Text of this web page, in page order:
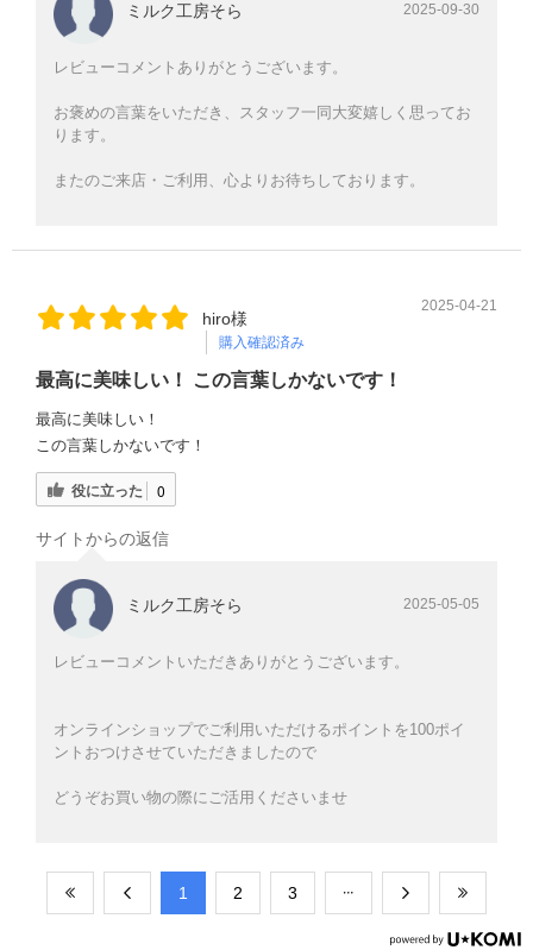
ミルク工房そら 2025-09-30
レビューコメントありがとうございます。
お褒めの言葉をいただき、スタッフ一同大変嬉しく思ってお
ります。
またのご来店・ご利用、心よりお待ちしております。
hiro様
購入確認済み
2025-04-21
最高に美味しい！ この言葉しかないです！
最高に美味しい！
この言葉しかないです！
役に立った 0
サイトからの返信
ミルク工房そら 2025-05-05
レビューコメントいただきありがとうございます。
オンラインショップでご利用いただけるポイントを100ポイ
ントおつけさせていただきましたので
どうぞお買い物の際にご活用くださいませ
​1 ​2 ​3